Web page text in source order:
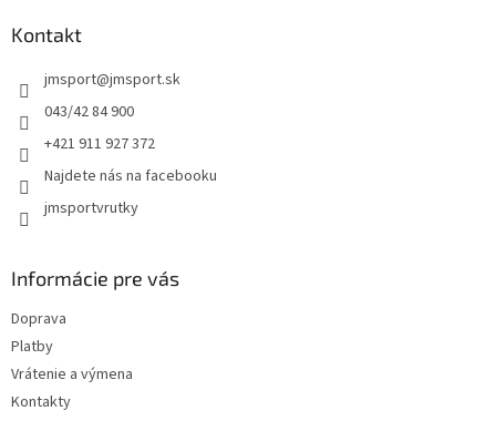
Kontakt
jmsport@jmsport.sk
043/42 84 900
+421 911 927 372
Najdete nás na facebooku
jmsportvrutky
Informácie pre vás
Doprava
Platby
Vrátenie a výmena
Kontakty